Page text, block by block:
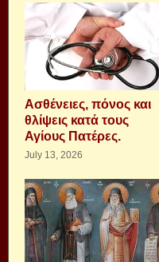
Aσθένειες, πόνος και
θλίψεις κατά τους
Αγίους Πατέρες.
July 13, 2026